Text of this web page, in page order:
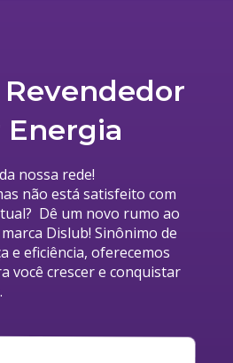
Energia
nossa rede!
não está satisfeito com
Dê um novo rumo ao
Dislub! Sinônimo de
e eficiência, oferecemos
você crescer e conquistar